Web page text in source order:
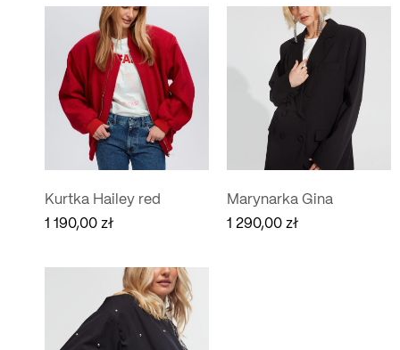
Kurtka Hailey red
1 190,00 zł
Marynarka Gina
1 290,00 zł